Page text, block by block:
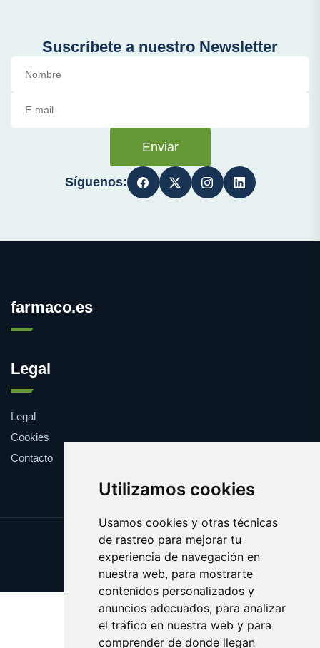
Utilizamos cookies
Usamos cookies y otras técnicas
de rastreo para mejorar tu
experiencia de navegación en
nuestra web, para mostrarte
contenidos personalizados y
anuncios adecuados, para analizar
el tráfico en nuestra web y para
comprender de donde llegan
Suscríbete a nuestro Newsletter
Enviar
Síguenos:
farmaco.es
Legal
Legal
Cookies
Contacto
Update cookies preferences
Copyright © 2025 farmaco.es